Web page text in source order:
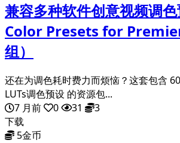
兼容多种软件创意视频调
Color Presets for
组）
还在为调色耗时费力而烦恼？这套包含
LUTs调色预设 的资源包...
7 月前
0 31
3
下载
5金币